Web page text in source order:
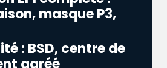
masque P3,
: BSD, centre de
agréé